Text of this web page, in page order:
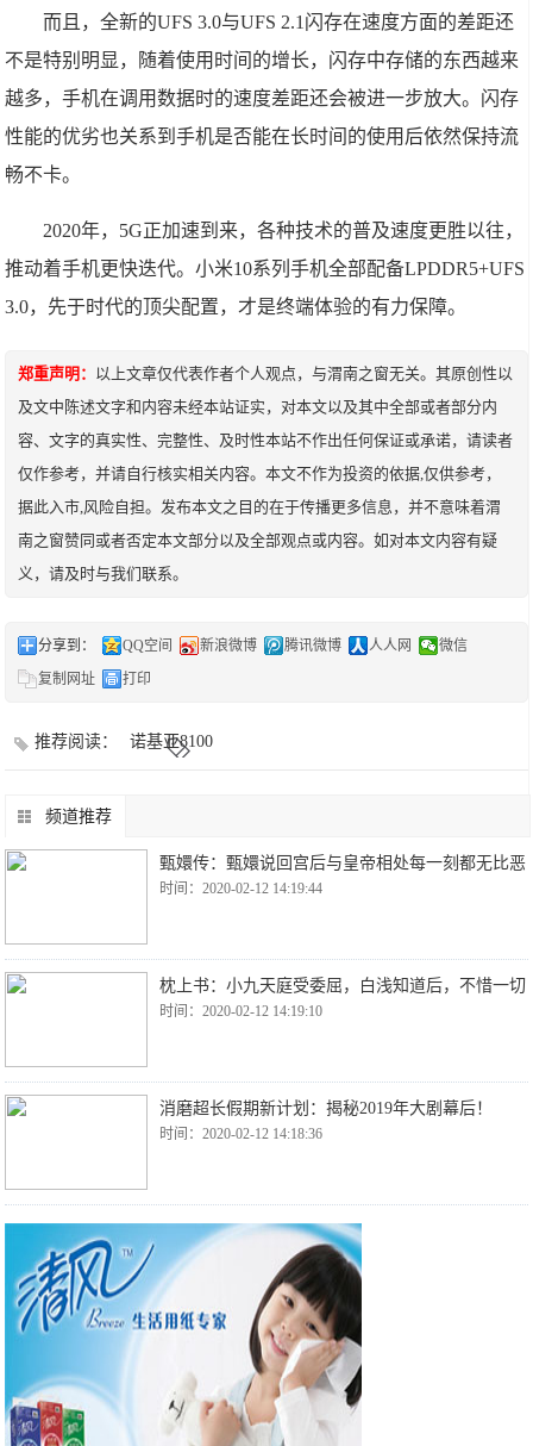
而且，全新的UFS 3.0与UFS 2.1闪存在速度方面的差距还
不是特别明显，随着使用时间的增长，闪存中存储的东西越来
越多，手机在调用数据时的速度差距还会被进一步放大。闪存
性能的优劣也关系到手机是否能在长时间的使用后依然保持流
畅不卡。
2020年，5G正加速到来，各种技术的普及速度更胜以往，
推动着手机更快迭代。小米10系列手机全部配备LPDDR5+UFS
3.0，先于时代的顶尖配置，才是终端体验的有力保障。​​​​
郑重声明： 以上文章仅代表作者个人观点，与渭南之窗无关。其原创性以
及文中陈述文字和内容未经本站证实，对本文以及其中全部或者部分内
容、文字的真实性、完整性、及时性本站不作出任何保证或承诺，请读者
仅作参考，并请自行核实相关内容。本文不作为投资的依据,仅供参考，
据此入市,风险自担。发布本文之目的在于传播更多信息，并不意味着渭
南之窗赞同或者否定本文部分以及全部观点或内容。如对本文内容有疑
义，请及时与我们联系。
分享到： QQ空间 新浪微博 腾讯微博 人人网
微信
复制网址
打印
推荐阅读： 诺基亚8100
频道推荐
甄嬛传：甄嬛说回宫后与皇帝相处每一刻都无比恶
时间：2020-02-12 14:19:44
枕上书：小九天庭受委屈，白浅知道后，不惜一切
时间：2020-02-12 14:19:10
消磨超长假期新计划：揭秘2019年大剧幕后！
时间：2020-02-12 14:18:36